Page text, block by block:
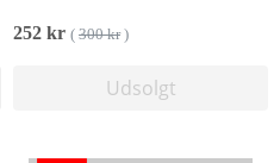
252 kr ( 300 kr)
Udsolgt